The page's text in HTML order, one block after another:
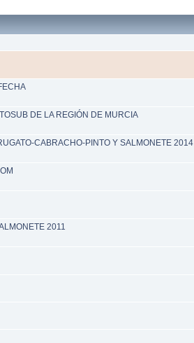
DE LA REGIÓN DE MURCIA
CABRACHO-PINTO Y SALMONETE 2014
2011